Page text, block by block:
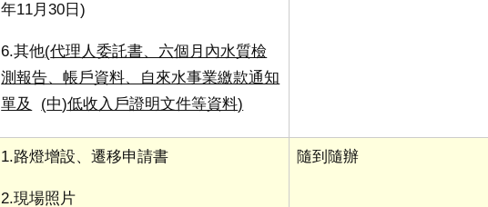
年11月30 日)
6.其他(代理人委託書、六個月內水質檢
測報告、帳戶資料、自來水事業繳款通知
單及
(中)低收入戶證明文件等資料)
1.路燈增設、遷移申請書
2.現場照片
隨到隨辦